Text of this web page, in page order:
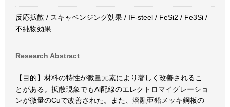
反応拡散 / スキャベンジング効果 / IF-steel / FeSi2 / Fe3Si /
不純物効果
Research Abstract
【目的】材料の特性が微量元素により著しく改善されるこ
とがある。拡散現象でもAl配線のエレクトロマイグレーショ
ンが微量のCuで改善された。また、溶融亜鉛メッキ鋼板の